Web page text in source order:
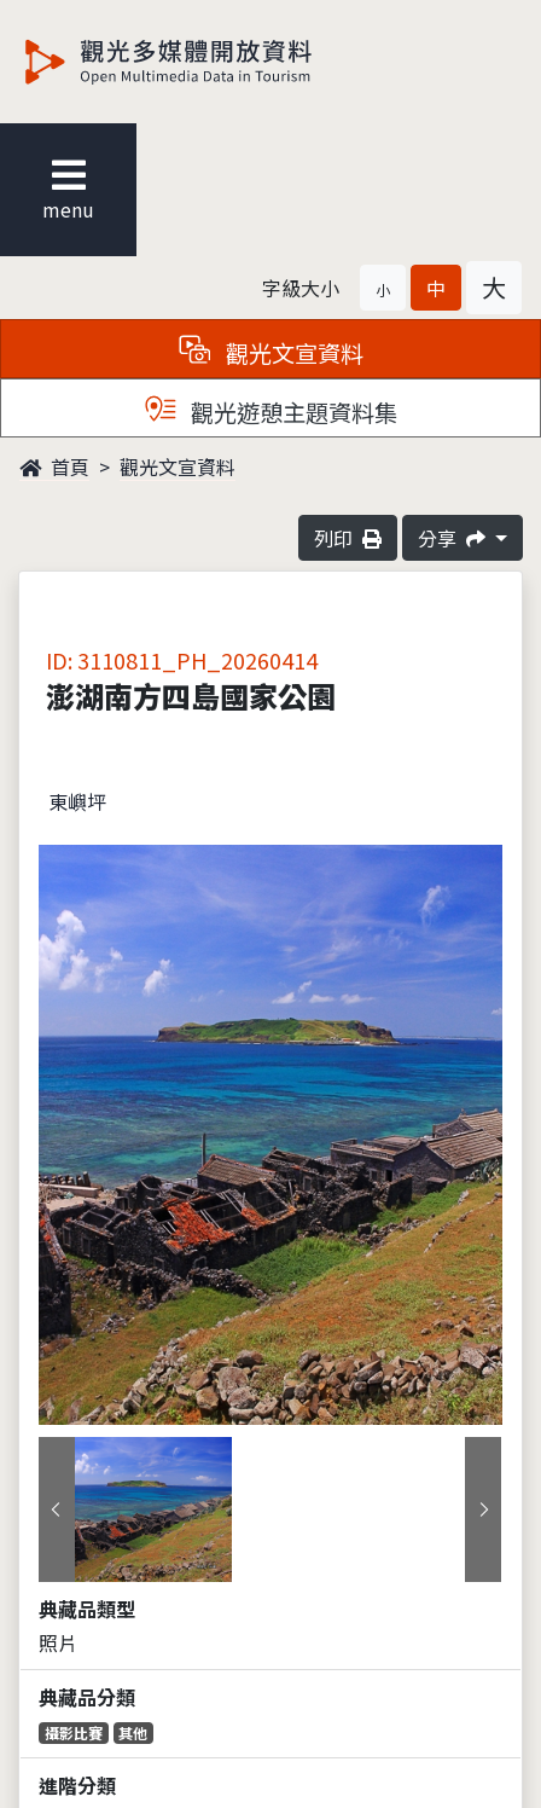
menu
字級大小 小 中 大
觀光文宣資料
觀光遊憩主題資料集
首頁 觀光文宣資料
列印 分享
ID: 3110811_PH_20260414
澎湖南方四島國家公園
東嶼坪
上一張 下一張
典藏品類型
照片
典藏品分類
攝影比賽 其他
進階分類